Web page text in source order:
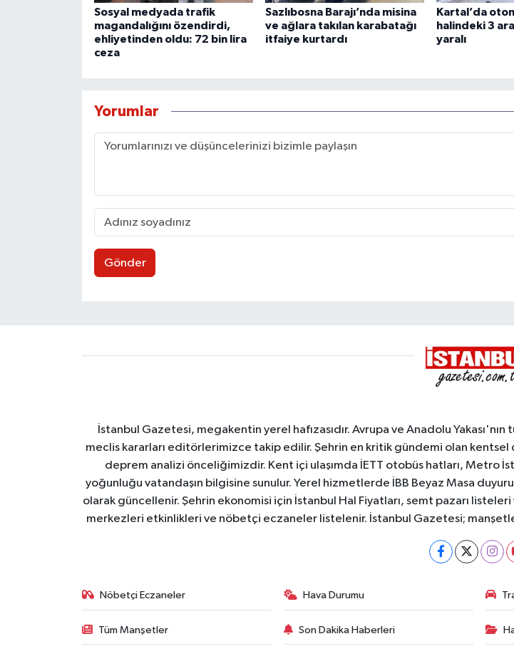
Sosyal medyada trafik
magandalığını özendirdi,
ehliyetinden oldu: 72 bin lira
ceza
Sazlıbosna Barajı’nda misina
ve ağlara takılan karabatağı
itfaiye kurtardı
Kartal’da
halindeki 3
yaralı
Yorumlar
Gönder
İstanbul Gazetesi, megakentin yerel hafızasıdır. Avrupa ve Anadolu
meclis kararları editörlerimizce takip edilir. Şehrin en kritik gündemi olan kentsel
deprem analizi önceliğimizdir. Kent içi ulaşımda İETT otobüs hatları, Metro
yoğunluğu vatandaşın bilgisine sunulur. Yerel hizmetlerde İBB Beyaz Masa
olarak güncellenir. Şehrin ekonomisi için İstanbul Hal Fiyatları, semt pazarı
merkezleri etkinlikleri ve nöbetçi eczaneler listelenir. İstanbul Gazetesi;
Nöbetçi Eczaneler Hava Durumu
Tüm Manşetler Son Dakika Haberleri